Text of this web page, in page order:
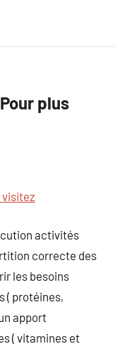
plus
visitez
activités
correcte des
les besoins
( protéines,
apport
( vitamines et